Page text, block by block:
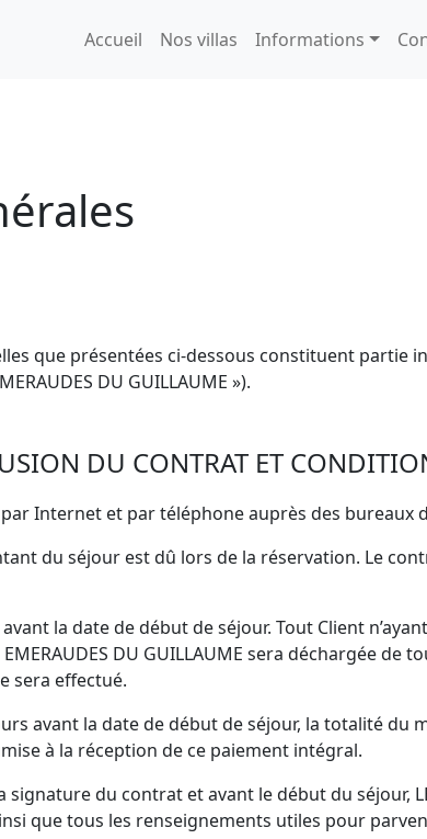
Accueil Nos villas Informations
que présentées ci-dessous constituent partie
DU GUILLAUME »).
DU CONTRAT ET
Internet et par téléphone auprès des bureaux
du séjour est dû lors de la réservation. Le
la date de début de séjour. Tout Client
DU GUILLAUME sera déchargée
sera effectué.
avant la date de début de séjour, la totalité du
à la réception de ce paiement intégral.
du contrat et avant le début du séjour,
que tous les renseignements utiles pour